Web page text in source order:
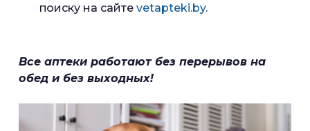
поиску на сайте vetapteki.by.
Все аптеки работают без перерывов на
обед и без выходных!